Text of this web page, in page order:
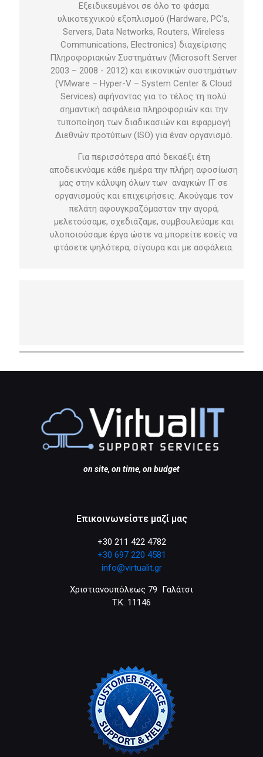
Εξειδικευμένοι σε όλο το φάσμα
υλικοτεχνικού εξοπλισμού (Hardware, PC’s,
Servers, Data Networks, Routers, Wireless
Communications, Electronics) διαχείρισης
Πληροφοριακών Συστημάτων (Microsoft Server
2003 – 2008 - 2012) και εικονικών συστημάτων
(VMware – Hyper-V – System Center & Cloud
Services) αφήνοντας για το τέλος τη πολύ
σημαντική ασφάλεια πληροφοριών και την
τυποποίηση των διαδικασιών και εφαρμογή
Διεθνών προτύπων (ISO) για έναν οργανισμό.
Για περισσότερα από δεκαέξι έτη
αποδεικνύαμε κάθε ημέρα την πλήρη αφοσίωση
μας στην κάλυψη όλων των αναγκών ΙΤ σε
οργανισμούς και επιχειρήσεις. Ακούγαμε τον
πελάτη αφουγκραζόμασταν την αγορά,
μελετούσαμε, σχεδιάζαμε, συμβουλεύαμε και
υλοποιούσαμε έργα ώστε να μπορείτε εσείς να
φτάσετε ψηλότερα, σίγουρα και με ασφάλεια.
on site, on time, on budget
Επικοινωνείστε μαζί μας
+30 211 422 4782
+30 697 220 4581
info@virtualit.gr
Χριστιανουπόλεως 79 Γαλάτσι
T.K. 11146